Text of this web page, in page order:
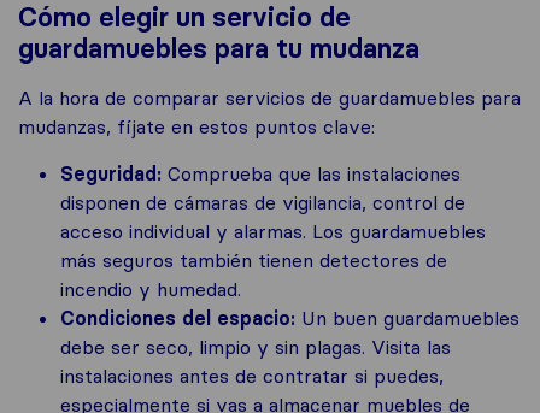
Cómo elegir un servicio de
guardamuebles para tu mudanza
A la hora de comparar servicios de guardamuebles para
mudanzas, fíjate en estos puntos clave:
Seguridad: Comprueba que las instalaciones
disponen de cámaras de vigilancia, control de
acceso individual y alarmas. Los guardamuebles
más seguros también tienen detectores de
incendio y humedad.
Condiciones del espacio: Un buen guardamuebles
debe ser seco, limpio y sin plagas. Visita las
instalaciones antes de contratar si puedes,
especialmente si vas a almacenar muebles de